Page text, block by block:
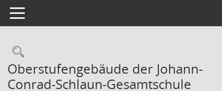
Toggle navigation
Rechercheauswahl
Oberstufengebäude der Johann-
Conrad-Schlaun-Gesamtschule